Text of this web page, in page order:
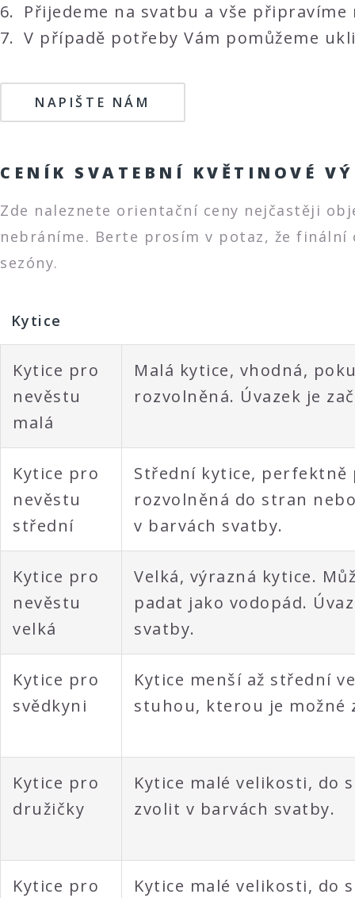
Přijedeme na svatbu a vše
V případě potřeby Vám pomůžeme
NAPIŠTE NÁM
CENÍK SVATEBNÍ KVĚTINOVÉ
Zde naleznete orientační ceny nejčastěji
nebráníme. Berte prosím v potaz, že
sezóny.
Kytice
Kytice pro
nevěstu
malá
Malá kytice, vhodná,
rozvolněná. Úvazek je
Kytice pro
nevěstu
střední
Střední kytice, perfektně
rozvolněná do stran
v barvách svatby.
Kytice pro
nevěstu
velká
Velká, výrazná kytice.
padat jako vodopád.
svatby.
Kytice pro
svědkyni
Kytice menší až střední
stuhou, kterou je možné
Kytice pro
družičky
Kytice malé velikosti, do
zvolit v barvách svatby.
Kytice pro
Kytice malé velikosti, do